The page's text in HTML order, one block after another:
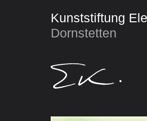
Kunststiftung
Dornstetten